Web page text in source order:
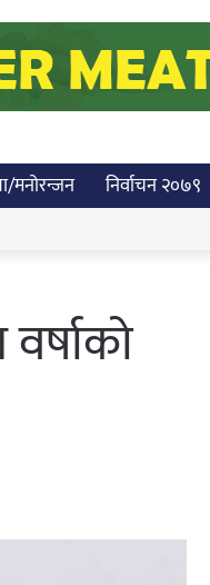
मनोरन्जन निर्वाचन २०७९